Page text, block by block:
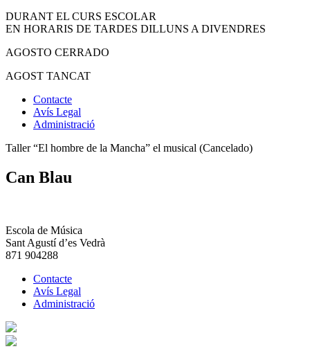
DURANT EL CURS ESCOLAR
EN HORARIS DE TARDES DILLUNS A DIVENDRES
AGOSTO CERRADO
AGOST TANCAT
Contacte
Avís Legal
Administració
Taller “El hombre de la Mancha” el musical (Cancelado)
Can Blau
Escola de Música
Sant Agustí d’es Vedrà
871 904288
Contacte
Avís Legal
Administració